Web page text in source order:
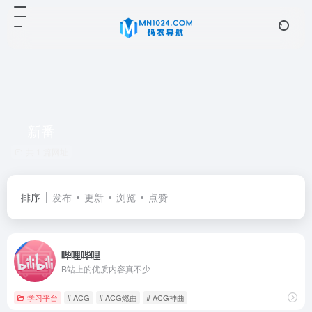
排序 发布 更新 浏览 点赞
哔哩哔哩
B站上的优质内容真不少
学习平台 # ACG # ACG燃曲 # ACG神曲